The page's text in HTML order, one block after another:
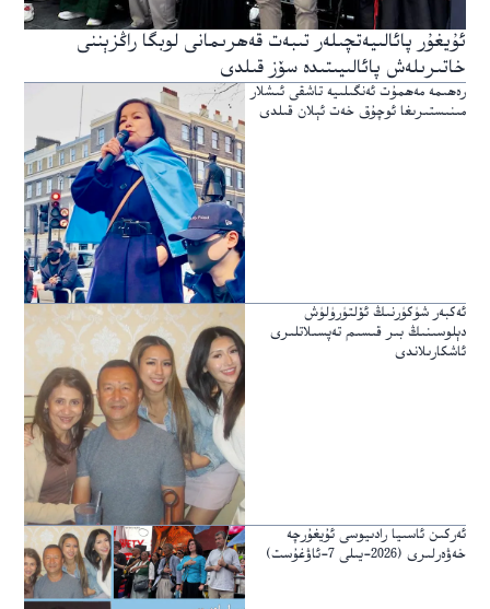
ئۇيغۇر پائالىيەتچىلەر تىبەت قەھرىمانى لوبگا راڭزېننى
خاتىرىلەش پائالىيىتىدە سۆز قىلدى
رەھىمە مەھمۇت ئەنگىلىيە تاشقى ئىشلار
مىنىستىرىغا ئوچۇق خەت ئېلان قىلدى
ئەكبەر شۈكۈرنىڭ ئۆلتۈرۈلۈش
دېلوسىنىڭ بىر قىسىم تەپسىلاتلىرى
ئاشكارىلاندى
ئەركىن ئاسىيا رادىيوسى ئۇيغۇرچە
خەۋەرلىرى (2026-يىلى 7-ئاۋغۇست)